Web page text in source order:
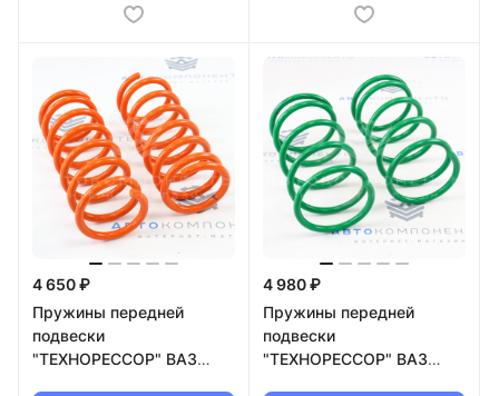
4 650 ₽
Пружины передней
подвески
"ТЕХНОРЕССОР" ВАЗ
4 980 ₽
Пружины передней
подвески
"ТЕХНОРЕССОР" ВАЗ